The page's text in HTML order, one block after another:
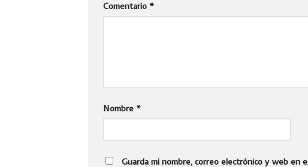
Comentario *
Nombre *
Guarda mi nombre, correo electrónico y web en